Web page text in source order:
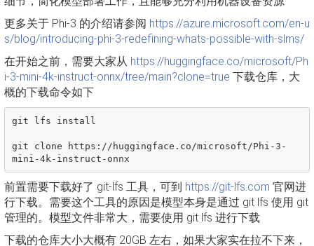
更多关于 Phi-3 的介绍请参阅 https://azure.microsoft.com/en-u
s/blog/introducing-phi-3-redefining-whats-possible-with-slms/
在开始之前，需要大家从 https://huggingface.co/microsoft/Ph
i-3-mini-4k-instruct-onnx/tree/main?clone=true 下载仓库，大
概的下载命令如下
git lfs install
git clone https://huggingface.co/microsoft/Phi-3-
前置需要下载好了 git-lfs 工具，可到 https://git-lfs.com 官网进
行下载。需要这个工具的原因是模型本身是通过 git lfs 使用 git
管理的。模型文件非常大，需要使用 git lfs 进行下载
下载的仓库大小大概有 20GB 左右，如果大家实在拉不下来，